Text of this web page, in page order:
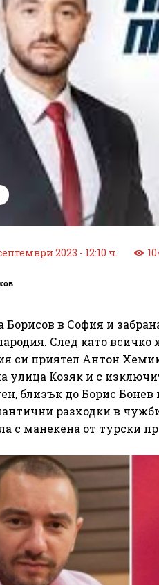
2023 - 12:10 ч.
Борисов в София и
След като всичко
си приятел Антон
улица Козяк и с
близък до Борис
разходки в
с манекена от турски